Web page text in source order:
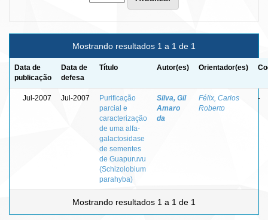
Mostrando resultados 1 a 1 de 1
Data de
publicação
Data de
defesa
Título Autor(es) Orientador(es)
Jul-2007 Jul-2007
Purificação
parcial e
caracterização
de uma alfa-
galactosidase
de sementes
de Guapuruvu
(Schizolobium
parahyba)
Silva, Gil
Amaro
da
Félix, Carlos
Roberto
-
Mostrando resultados 1 a 1 de 1